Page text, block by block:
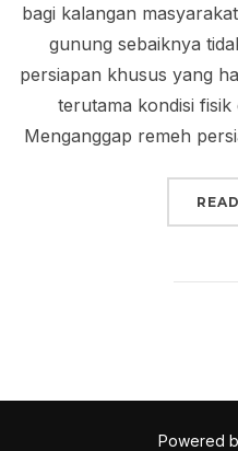
bagi kalangan
gunung sebaiknya
persiapan khusus yang
terutama kondisi
Menganggap remeh
Powered